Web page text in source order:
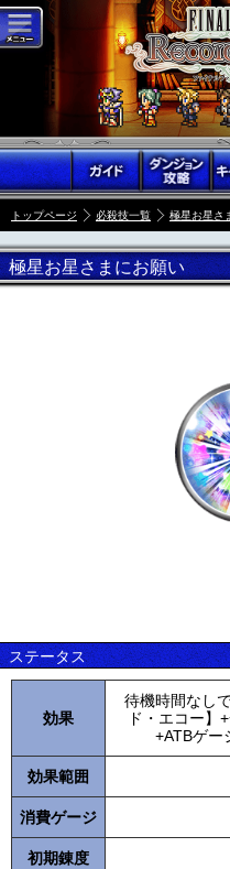
トップページ 必殺技一覧 極星お星さ
極星お星さまにお願い
ステータス
効果
待機時間なし
ド・エコー】
+ATBゲー
効果範囲
消費ゲージ
初期錬度